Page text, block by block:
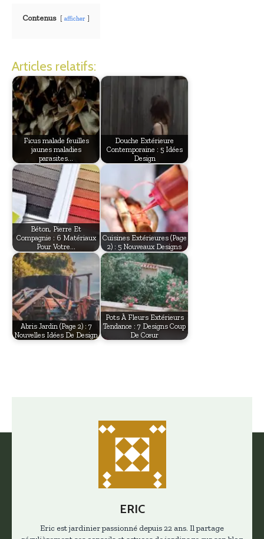
Contenus afficher
Articles relatifs:
Ficus malade feuilles
jaunes maladies
parasites…
Douche Extérieure
Contemporaine : 5 Idées
Design
Béton, Pierre Et
Compagnie : 6 Matériaux
Pour Votre…
Cuisines Extérieures (Page
2) : 5 Nouveaux Designs
Abris Jardin (Page 2) : 7
Nouvelles Idées De Design
Pots À Fleurs Extérieurs
Tendance : 7 Designs Coup
De Cœur
ERIC
Eric est jardinier passionné depuis 22 ans. Il partage